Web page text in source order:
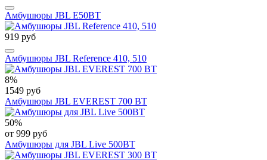
Амбушюры JBL E50BT
919 руб
Амбушюры JBL Reference 410, 510
8%
1549 руб
Амбушюры JBL EVEREST 700 BT
50%
от 999 руб
Амбушюры для JBL Live 500BT